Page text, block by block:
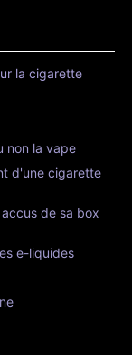
la cigarette
non la vape
d'une cigarette
de sa box
e-liquides